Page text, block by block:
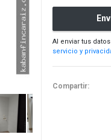
Al enviar tus
servicio y
Compartir: